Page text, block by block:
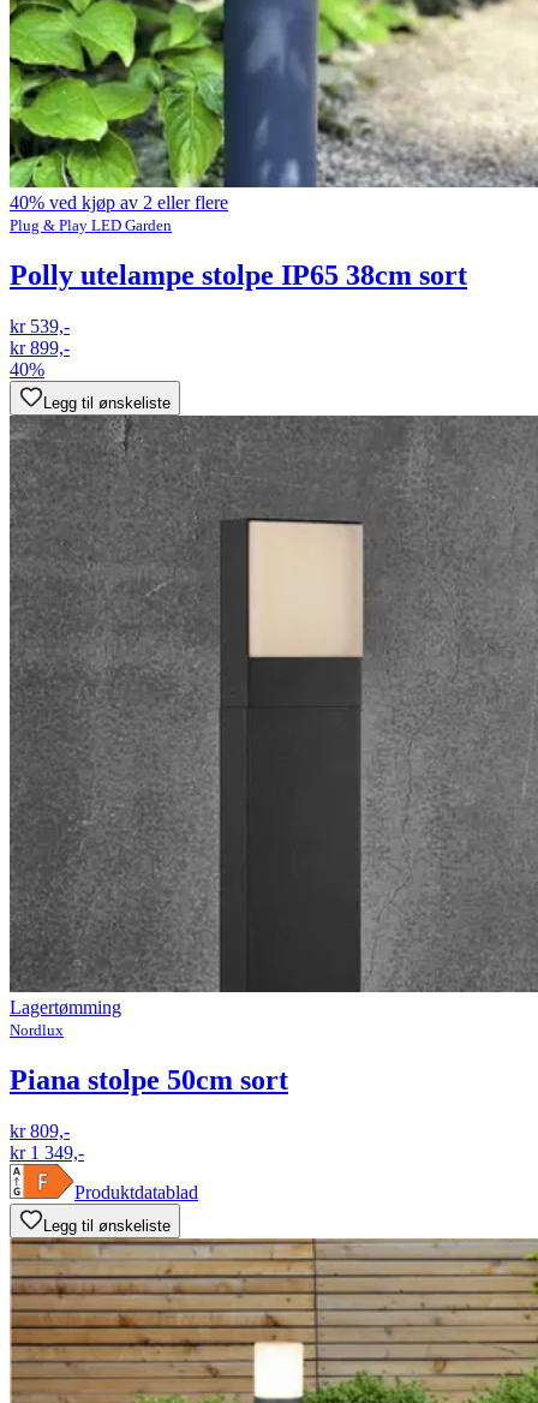
40% ved kjøp av 2 eller flere
Plug & Play LED Garden
Polly utelampe stolpe IP65 38cm sort
kr 539,-
kr 899,-
40%
Legg til ønskeliste
Lagertømming
Nordlux
Piana stolpe 50cm sort
kr 809,-
kr 1 349,-
Produktdatablad
Legg til ønskeliste